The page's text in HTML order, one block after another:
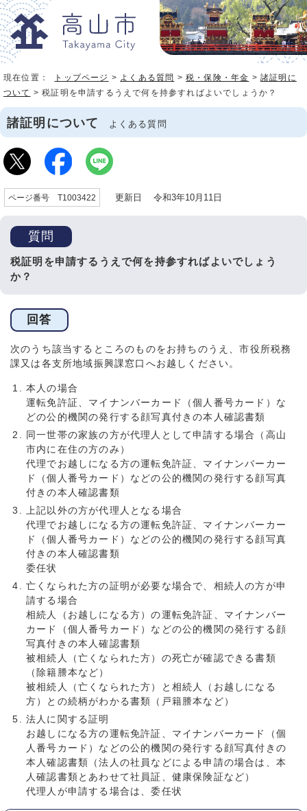
現在位置： トップページ > よくある質問 >税・保険・年金 >諸証明に
ついて > 税証明を申請するうえで何を持参すればよいでしょうか？
諸証明について よくある質問
ページ番号 T1003422 更新日 令和3年10月11日
質問
税証明を申請するうえで何を持参すればよいでしょう
か？
回答
次のうち該当するところのものをお持ちのうえ、市役所税務
課又は各支所地域振興課窓口へお越しください。
本人の場合
運転免許証、マイナンバーカード（個人番号カード）な
どの公的機関の発行する顔写真付きの本人確認書類
同一世帯の家族の方が代理人として申請する場合（高山
市内に在住の方のみ）
代理でお越しになる方の運転免許証、マイナンバーカー
ド（個人番号カード）などの公的機関の発行する顔写真
付きの本人確認書類
上記以外の方が代理人となる場合
代理でお越しになる方の運転免許証、マイナンバーカー
ド（個人番号カード）などの公的機関の発行する顔写真
付きの本人確認書類
委任状
亡くなられた方の証明が必要な場合で、相続人の方が申
請する場合
相続人（お越しになる方）の運転免許証、マイナンバー
カード（個人番号カード）などの公的機関の発行する顔
写真付きの本人確認書類
被相続人（亡くなられた方）の死亡が確認できる書類
（除籍謄本など）
被相続人（亡くなられた方）と相続人（お越しになる
方）との続柄がわかる書類（戸籍謄本など）
法人に関する証明
お越しになる方の運転免許証、マイナンバーカード（個
人番号カード）などの公的機関の発行する顔写真付きの
本人確認書類（法人の社員などによる申請の場合は、本
人確認書類とあわせて社員証、健康保険証など）
代理人が申請する場合は、委任状